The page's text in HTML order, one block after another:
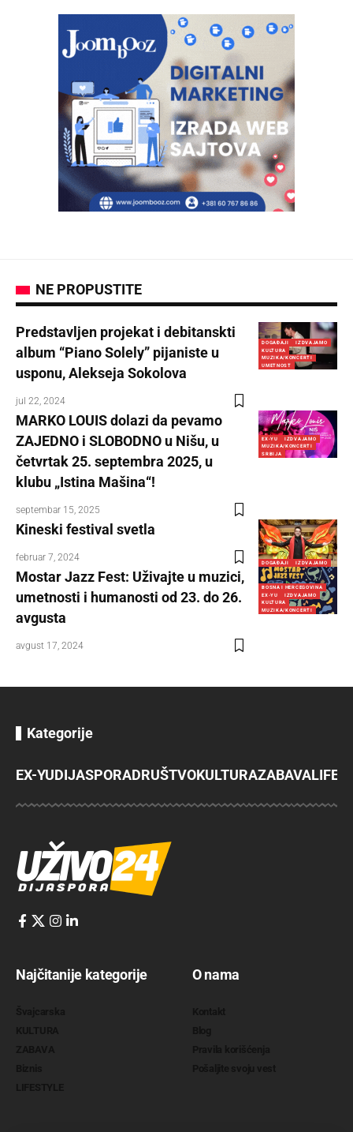
NE PROPUSTITE
DOGAĐAJI
IZDVAJAMO
KULTURA
MUZIKA/KONCERTI
UMETNOST
Predstavljen projekat i debitanskti
album “Piano Solely” pijaniste u
usponu, Alekseja Sokolova
jul 22, 2024
EX-YU
IZDVAJAMO
MUZIKA/KONCERTI
SRBIJA
MARKO LOUIS dolazi da pevamo
ZAJEDNO i SLOBODNO u Nišu, u
četvrtak 25. septembra 2025, u
klubu „Istina Mašina“!
septembar 15, 2025
DOGAĐAJI IZDVAJAMO
Kineski festival svetla
februar 7, 2024
BOSNA I HERCEGOVINA
EX-YU
IZDVAJAMO
KULTURA
MUZIKA/KONCERTI
Mostar Jazz Fest: Uživajte u muzici,
umetnosti i humanosti od 23. do 26.
avgusta
avgust 17, 2024
Kategorije
EX-YUDIJASPORADRUŠTVOKULTURAZABAVA
Najčitanije kategorije O nama